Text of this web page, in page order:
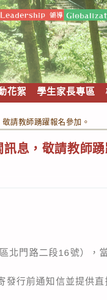
花絮 學生家長專區
請教師踴躍報名參加。
息，敬請教師
北門路二段16號），
行前通知信並提供直